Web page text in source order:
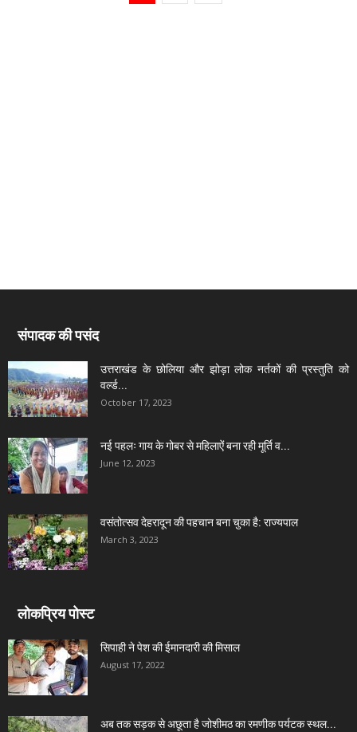
संपादक की पसंद
उत्तराखंड के छोलिया और झोड़ा लोक नर्तकों की प्रस्तुति को
वर्ल्ड...
October 17, 2023
नई पहलः गाय के गोबर से महिलाऐं बना रही मूर्ति व...
June 12, 2023
वसंतोत्सव देहरादून की पहचान बना चुका है: राज्यपाल
March 3, 2023
लोकप्रिय पोस्ट
सिपाही ने पेश की ईमानदारी की मिसाल
August 17, 2022
अब तक सड़क से अछूता है जोशीमठ का रमणीक पर्यटक स्थल...